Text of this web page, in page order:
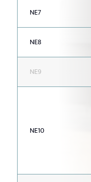
NE7
NE8
NE9
NE10